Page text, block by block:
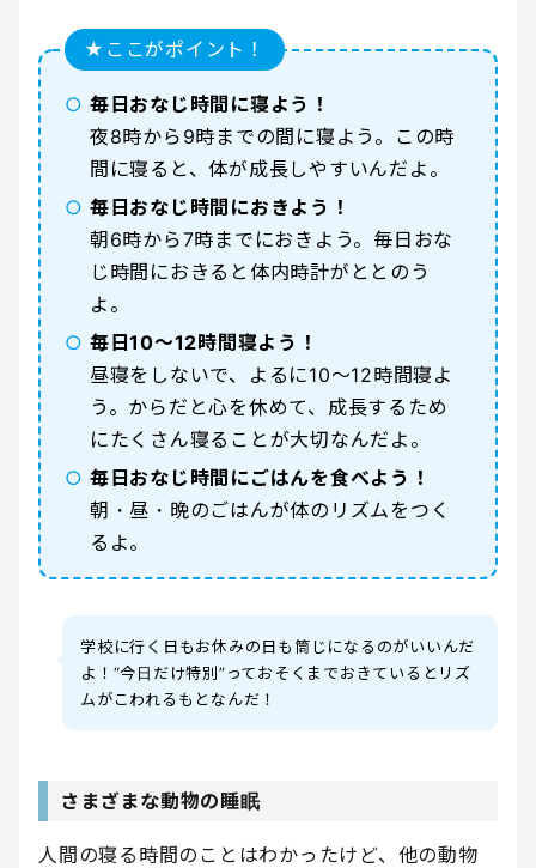
★ここがポイント！
○ 毎日おなじ時間に寝よう！
夜8時から9時までの間に寝よう。この時
間に寝ると、体が成長しやすいんだよ。
○ 毎日おなじ時間におきよう！
朝6時から7時までにおきよう。毎日おな
じ時間におきると体内時計がととのう
よ。
○ 毎日10〜12時間寝よう！
昼寝をしないで、よるに10〜12時間寝よ
う。からだと心を休めて、成長するため
にたくさん寝ることが大切なんだよ。
○ 毎日おなじ時間にごはんを食べよう！
朝・昼・晩のごはんが体のリズムをつく
るよ。
学校に行く日もお休みの日も筒じになるのがいいんだ
よ！“今日だけ特別”っておそくまでおきているとリズ
ムがこわれるもとなんだ！
さまざまな動物の睡眠
人間の寝る時間のことはわかったけど、他の動物